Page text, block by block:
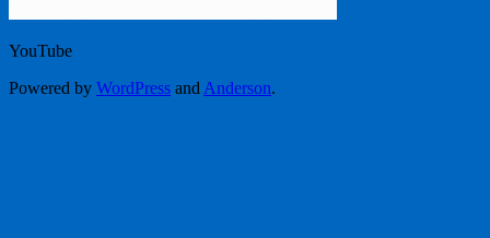
YouTube
Powered by WordPress and Anderson.